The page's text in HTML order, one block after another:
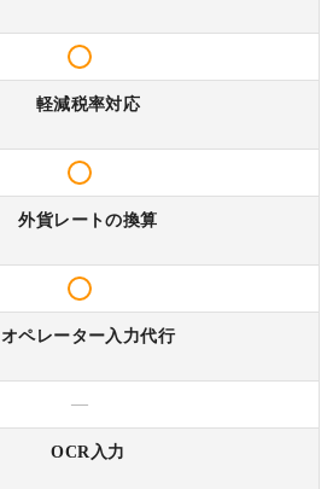
軽減税率対応
外貨レートの換算
オペレーター入力代行
—
OCR入力